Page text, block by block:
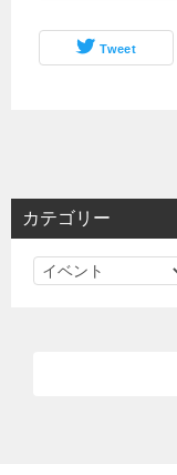
Tweet
カテゴリー
カ